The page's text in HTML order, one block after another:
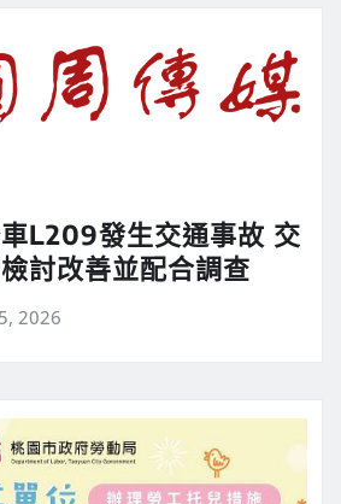
L209發生交通事故 交
討改善並配合調查
2026